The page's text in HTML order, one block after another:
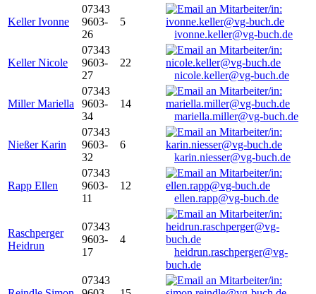
Keller Ivonne
07343
9603-
26
5
ivonne.keller@vg-buch.de
Keller Nicole
07343
9603-
27
22
nicole.keller@vg-buch.de
Miller Mariella
07343
9603-
34
14
mariella.miller@vg-buch.de
Nießer Karin
07343
9603-
32
6
karin.niesser@vg-buch.de
Rapp Ellen
07343
9603-
11
12
ellen.rapp@vg-buch.de
Raschperger
Heidrun
07343
9603-
17
4
heidrun.raschperger@vg-
buch.de
07343